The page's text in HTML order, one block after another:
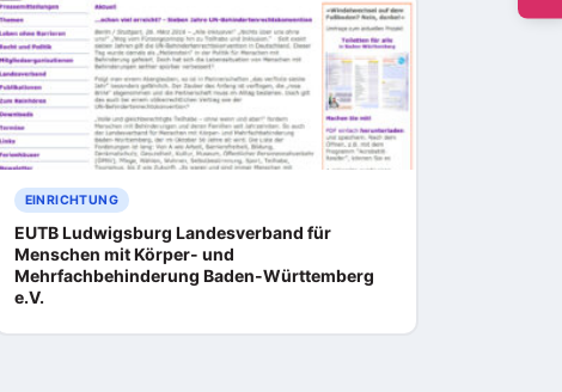
EINRICHTUNG
EUTB Ludwigsburg Landesverband für
Menschen mit Körper- und
Mehrfachbehinderung Baden-Württemberg
e.V.